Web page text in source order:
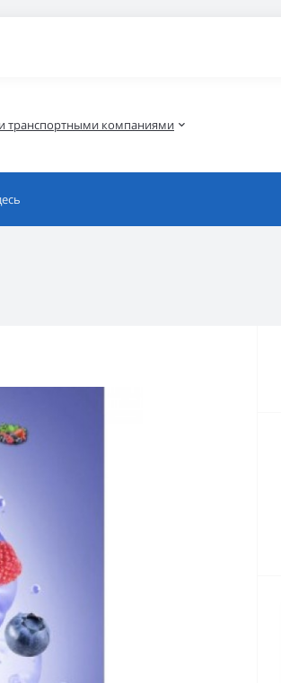
транспортными компаниями